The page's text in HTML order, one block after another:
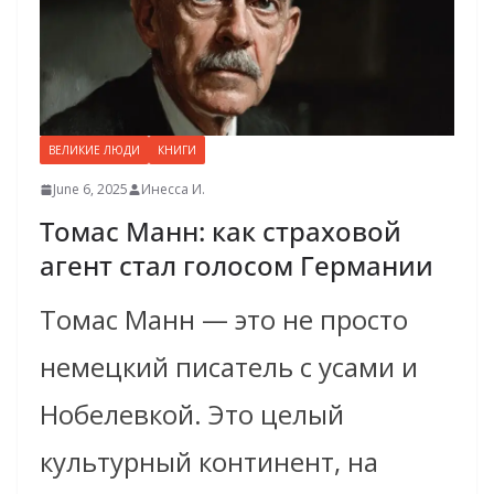
ВЕЛИКИЕ ЛЮДИ КНИГИ
June 6, 2025 Инесса И.
Томас Манн: как страховой
агент стал голосом Германии
Томас Манн — это не просто
немецкий писатель с усами и
Нобелевкой. Это целый
культурный континент, на